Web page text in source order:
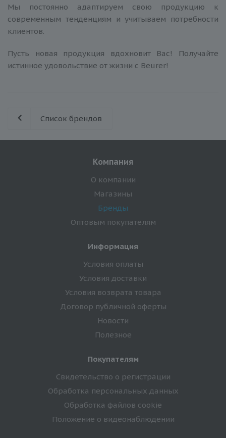
Мы постоянно адаптируем свою продукцию к
современным тенденциям и учитываем потребности
клиентов.
Пусть новая продукция вдохновит Вас! Получайте
истинное удовольствие от жизни с Beurer!
Список брендов
Компания
О компании
Магазины
Бренды
Оптовым покупателям
Информация
Условия оплаты
Условия доставки
Условия возврата товара
Договор публичной оферты
Новости
Полезное
Покупателям
Свидетельство о регистрации
Обработка персональных данных
Обработка файлов cookie
Положение о видеонаблюдении